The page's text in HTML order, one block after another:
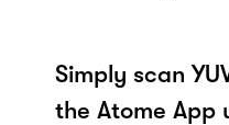
Simply scan
the Atome App